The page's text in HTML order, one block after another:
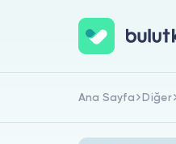
Ana Sayfa Diğer